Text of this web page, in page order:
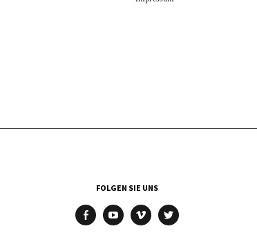
FOLGEN SIE UNS